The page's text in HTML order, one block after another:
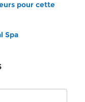
pour cette
Spa